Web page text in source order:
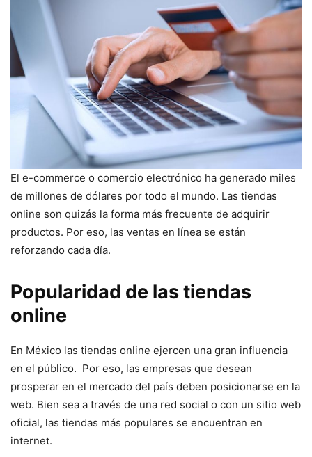
El e-commerce o comercio electrónico ha generado miles
de millones de dólares por todo el mundo. Las tiendas
online son quizás la forma más frecuente de adquirir
productos. Por eso, las ventas en línea se están
reforzando cada día.
Popularidad de las tiendas
online
En México las tiendas online ejercen una gran influencia
en el público. Por eso, las empresas que desean
prosperar en el mercado del país deben posicionarse en la
web. Bien sea a través de una red social o con un sitio web
oficial, las tiendas más populares se encuentran en
internet.